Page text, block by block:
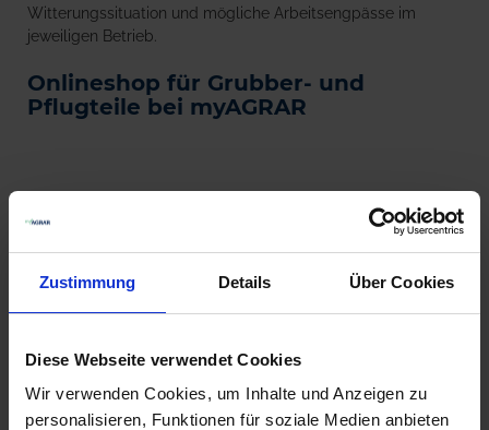
Zustimmung Details Über Cookies
Diese Webseite verwendet Cookies
Wir verwenden Cookies, um Inhalte und Anzeigen zu
personalisieren, Funktionen für soziale Medien anbieten
Witterungssituation und mögliche Arbeitsengpässe im
jeweiligen Betrieb.
Onlineshop für Grubber- und
Pflugteile bei myAGRAR